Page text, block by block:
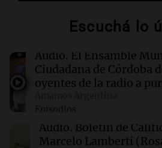
Clima
sábado 8 de agosto
00:08 La Cadena del Gol
Estudiantes de Río Cuarto
en su zona
Escuchá lo
Audio. El Ensamble
Ciudadana de Córdoba
oyentes de la radio a
Episodios
Audio. Boletín de
Marcelo Lamberti